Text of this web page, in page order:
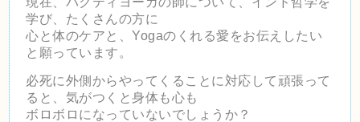
学び、 たくさんの方に
心と体のケアと、Yogaのくれる愛をお伝えしたい
と願っています。
必死に外側からやってくることに対応して頑張って
ると、気がつくと身体も心も
ボロボロになっていないでしょうか？